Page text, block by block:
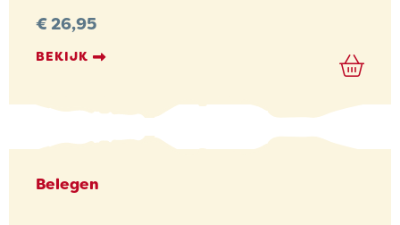
€26,95
BEKIJK
Belegen